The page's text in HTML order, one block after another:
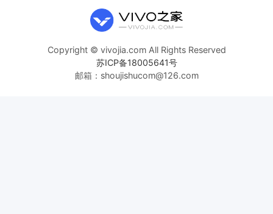
Copyright © vivojia.com All Rights Reserved
苏ICP备18005641号
邮箱：shoujishucom@126.com